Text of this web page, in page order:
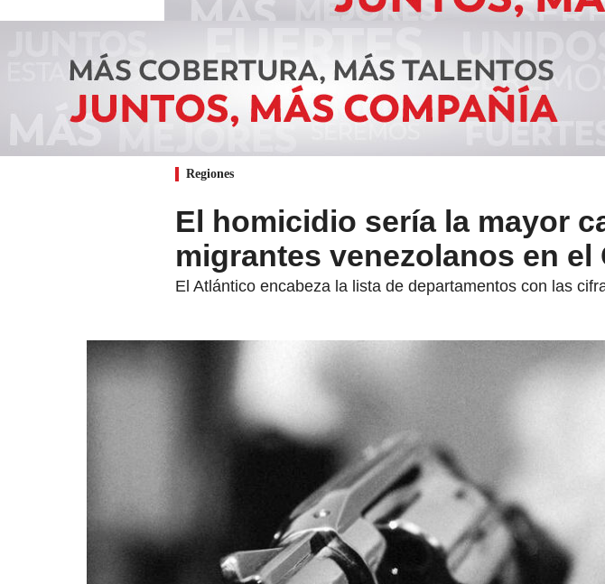
Regiones
El homicidio sería la mayor
migrantes venezolanos en el
El Atlántico encabeza la lista de departamentos con las